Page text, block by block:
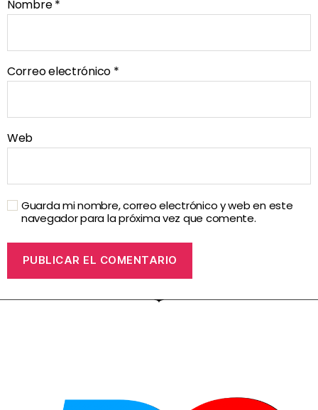
Nombre*
Correo electrónico *
Web
Guarda mi nombre, correo electrónico y web en este
navegador para la próxima vez que comente.